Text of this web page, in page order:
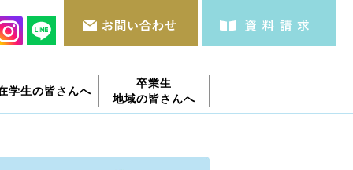
学生の皆さんへ
卒業生
地域の皆さんへ